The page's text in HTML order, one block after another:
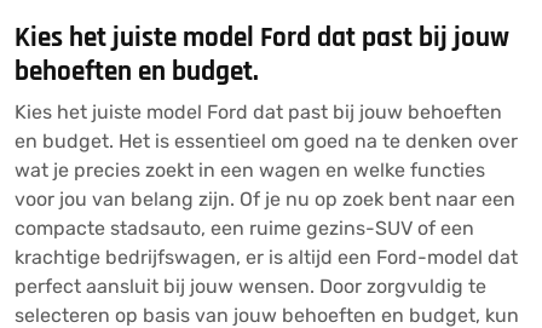
Kies het juiste model Ford dat past bij jouw
behoeften en budget.
Kies het juiste model Ford dat past bij jouw behoeften
en budget. Het is essentieel om goed na te denken over
wat je precies zoekt in een wagen en welke functies
voor jou van belang zijn. Of je nu op zoek bent naar een
compacte stadsauto, een ruime gezins-SUV of een
krachtige bedrijfswagen, er is altijd een Ford-model dat
perfect aansluit bij jouw wensen. Door zorgvuldig te
selecteren op basis van jouw behoeften en budget, kun